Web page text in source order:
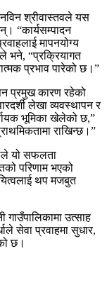
श्रीवास्तवले यस
“कार्यसम्पादन
मापनयोग्य
भने, “प्रक्रियागत
प्रभाव पारेको छ।”
प्रमुख कारण रहेको
लेखा व्यवस्थापन र
भूमिका खेलेको छ,”
राखिन्छ।”
यो सफलता
परिणाम भएको
थप मजबुत
गाउँपालिकामा उत्साह
सेवा प्रवाहमा सुधार,
छ।